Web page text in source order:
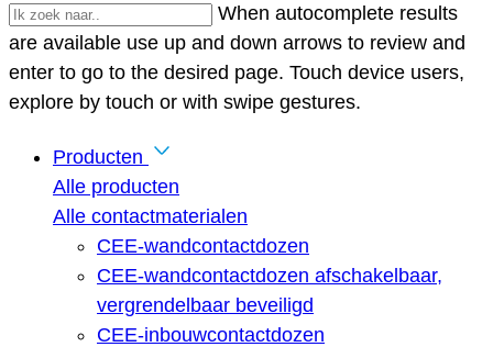
When autocomplete results
are available use up and down arrows to review and
enter to go to the desired page. Touch device users,
explore by touch or with swipe gestures.
Producten
Alle producten
Alle contactmaterialen
CEE-wandcontactdozen
CEE-wandcontactdozen afschakelbaar,
vergrendelbaar beveiligd
CEE-inbouwcontactdozen